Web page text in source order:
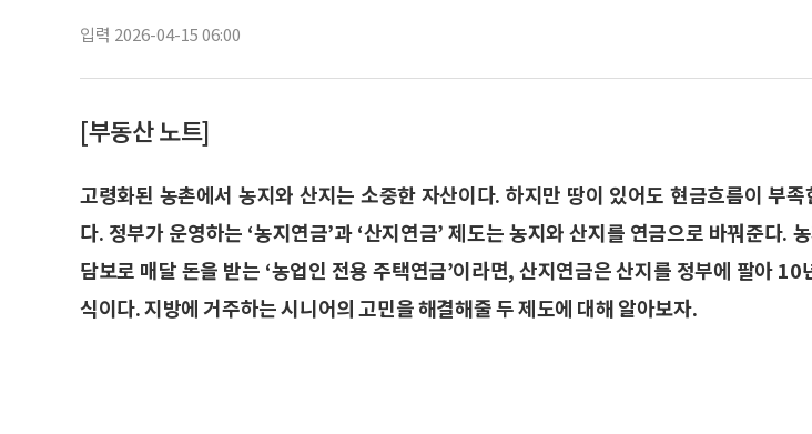
입력 2026-04-15 06:00
[부동산 노트]
고령화된 농촌에서 농지와 산지는 소중한 자산이다. 하지만 땅이 있어도 현금흐름이 부
다. 정부가 운영하는 ‘농지연금’과 ‘산지연금’ 제도는 농지와 산지를 연금으로 바꿔준다.
담보로 매달 돈을 받는 ‘농업인 전용 주택연금’이라면, 산지연금은 산지를 정부에 팔아 10
식이다. 지방에 거주하는 시니어의 고민을 해결해줄 두 제도에 대해 알아보자.